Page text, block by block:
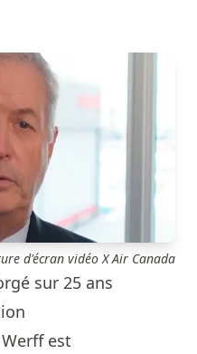
d'écran vidéo X Air Canada
sur 25 ans
est